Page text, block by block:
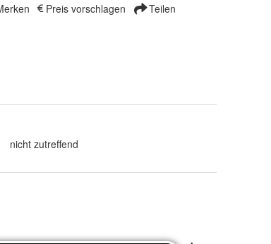
Preis vorschlagen Teilen
nicht zutreffend